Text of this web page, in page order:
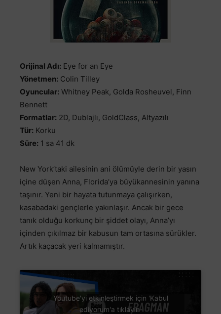
Orijinal Adı: Eye for an Eye
Yönetmen: Colin Tilley
Oyuncular: Whitney Peak, Golda Rosheuvel, Finn
Bennett
Formatlar: 2D, Dublajlı, GoldClass, Altyazılı
Tür: Korku
Süre: 1 sa 41 dk
New York’taki ailesinin ani ölümüyle derin bir yasın
içine düşen Anna, Florida’ya büyükannesinin yanına
taşınır. Yeni bir hayata tutunmaya çalışırken,
kasabadaki gençlerle yakınlaşır. Ancak bir gece
tanık olduğu korkunç bir şiddet olayı, Anna’yı
içinden çıkılmaz bir kabusun tam ortasına sürükler.
Artık kaçacak yeri kalmamıştır.
Youtube'yi etkinleştirmek için 'Kabul
ediyorum'a tıklayın